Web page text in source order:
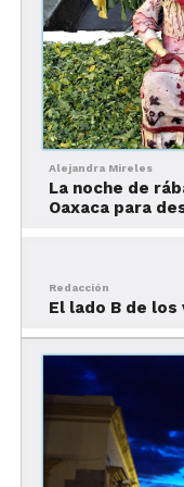
Sabina
Si tus amigos y tú
también quieren
Alejandra Mireles
La noche de
Oaxaca para
Redacción
El lado B de los